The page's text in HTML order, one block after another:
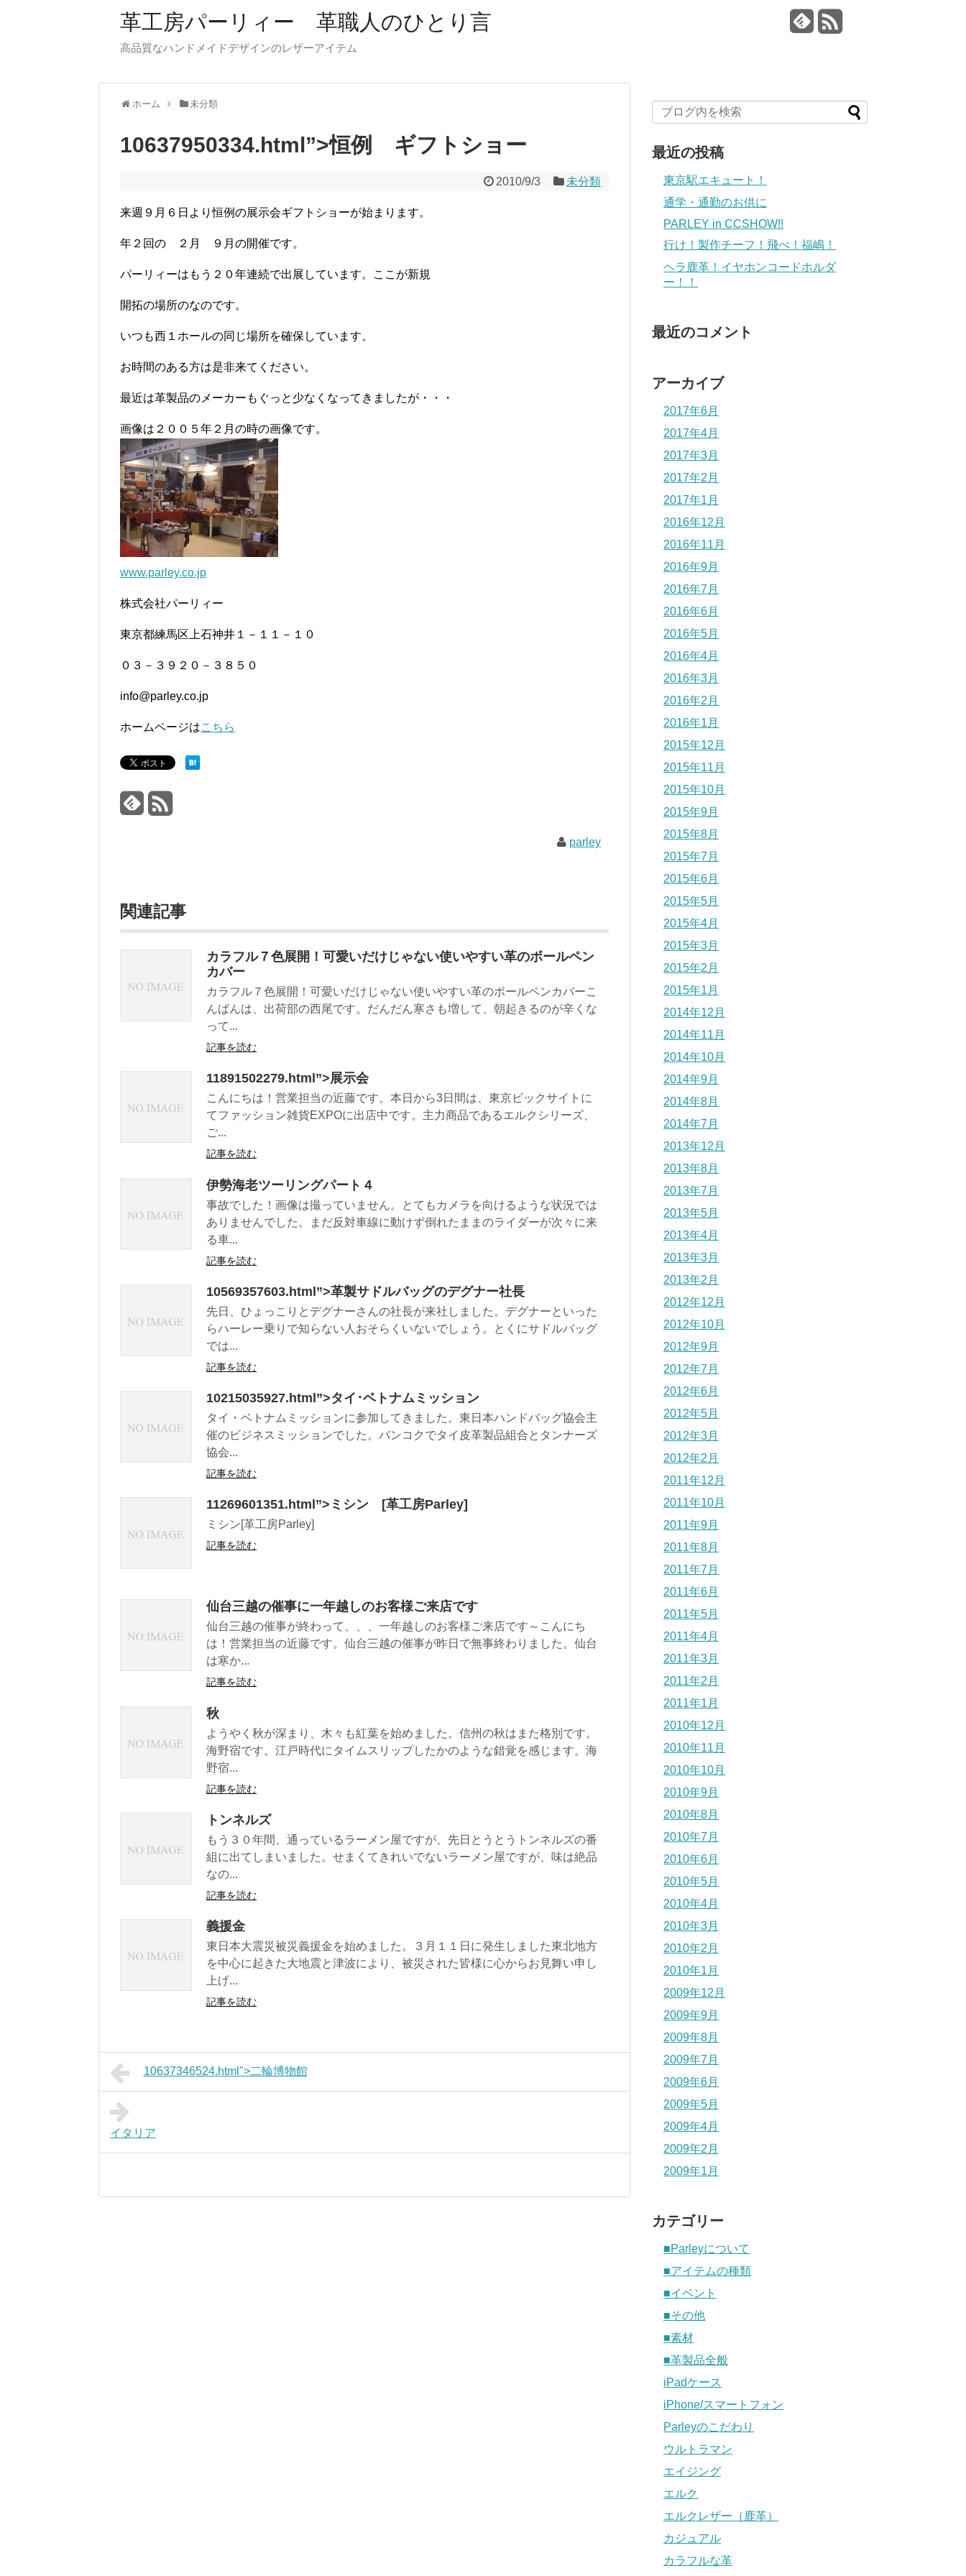
革工房パーリィー 革職人のひとり言
高品質なハンドメイドデザインのレザーアイテム
ホーム 未分類
10637950334.html”>恒例 ギフトショー
2010/9/3 未分類
来週９月６日より恒例の展示会ギフトショーが始まります。
年２回の ２月 ９月の開催です。
パーリィーはもう２０年連続で出展しています。ここが新規
開拓の場所のなのです。
いつも西１ホールの同じ場所を確保しています。
お時間のある方は是非来てください。
最近は革製品のメーカーもぐっと少なくなってきましたが・・・
画像は２００５年２月の時の画像です。
www.parley.co.jp
株式会社パーリィー
東京都練馬区上石神井１－１１－１０
０３－３９２０－３８５０
info@parley.co.jp
ホームページはこちら
parley
関連記事
カラフル７色展開！可愛いだけじゃない使いやすい革のボールペン
カバー
カラフル７色展開！可愛いだけじゃない使いやすい革のボールペンカバーこ
んばんは、出荷部の西尾です。だんだん寒さも増して、朝起きるのが辛くな
って...
記事を読む
11891502279.html”>展示会
こんにちは！営業担当の近藤です。本日から3日間は、東京ビックサイトに
てファッション雑貨EXPOに出店中です。主力商品であるエルクシリーズ、
ご...
記事を読む
伊勢海老ツーリングパート４
事故でした！画像は撮っていません。とてもカメラを向けるような状況では
ありませんでした。まだ反対車線に動けず倒れたままのライダーが次々に来
る車...
記事を読む
10569357603.html”>革製サドルバッグのデグナー社長
先日、ひょっこりとデグナーさんの社長が来社しました。デグナーといった
らハーレー乗りで知らない人おそらくいないでしょう。とくにサドルバッグ
では...
記事を読む
10215035927.html”>タイ･ベトナムミッション
タイ・ベトナムミッションに参加してきました。東日本ハンドバッグ協会主
催のビジネスミッションでした。バンコクでタイ皮革製品組合とタンナーズ
協会...
記事を読む
11269601351.html”>ミシン [革工房Parley]
ミシン[革工房Parley]
記事を読む
仙台三越の催事に一年越しのお客様ご来店です
仙台三越の催事が終わって、、、一年越しのお客様ご来店です～こんにち
は！営業担当の近藤です。仙台三越の催事が昨日で無事終わりました。仙台
は寒か...
記事を読む
秋
ようやく秋が深まり、木々も紅葉を始めました。信州の秋はまた格別です。
海野宿です。江戸時代にタイムスリップしたかのような錯覚を感じます。海
野宿...
記事を読む
トンネルズ
もう３０年間、通っているラーメン屋ですが、先日とうとうトンネルズの番
組に出てしまいました。せまくてきれいでないラーメン屋ですが、味は絶品
なの...
記事を読む
義援金
東日本大震災被災義援金を始めました。３月１１日に発生しました東北地方
を中心に起きた大地震と津波により、被災された皆様に心からお見舞い申し
上げ...
記事を読む
10637346524.html">二輪博物館
イタリア
最近の投稿
東京駅エキュート！
通学・通勤のお供に
PARLEY in CCSHOW!!
行け！製作チーフ！飛べ！福嶋！
ヘラ鹿革！イヤホンコードホルダ
ー！！
最近のコメント
アーカイブ
2017年6月
2017年4月
2017年3月
2017年2月
2017年1月
2016年12月
2016年11月
2016年9月
2016年7月
2016年6月
2016年5月
2016年4月
2016年3月
2016年2月
2016年1月
2015年12月
2015年11月
2015年10月
2015年9月
2015年8月
2015年7月
2015年6月
2015年5月
2015年4月
2015年3月
2015年2月
2015年1月
2014年12月
2014年11月
2014年10月
2014年9月
2014年8月
2014年7月
2013年12月
2013年8月
2013年7月
2013年5月
2013年4月
2013年3月
2013年2月
2012年12月
2012年10月
2012年9月
2012年7月
2012年6月
2012年5月
2012年3月
2012年2月
2011年12月
2011年10月
2011年9月
2011年8月
2011年7月
2011年6月
2011年5月
2011年4月
2011年3月
2011年2月
2011年1月
2010年12月
2010年11月
2010年10月
2010年9月
2010年8月
2010年7月
2010年6月
2010年5月
2010年4月
2010年3月
2010年2月
2010年1月
2009年12月
2009年9月
2009年8月
2009年7月
2009年6月
2009年5月
2009年4月
2009年2月
2009年1月
カテゴリー
■Parleyについて
■アイテムの種類
■イベント
■その他
■素材
■革製品全般
iPadケース
iPhone/スマートフォン
Parleyのこだわり
ウルトラマン
エイジング
エルク
エルクレザー（鹿革）
カジュアル
カラフルな革